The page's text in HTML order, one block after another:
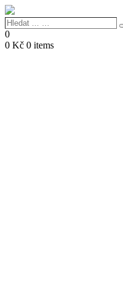
Hledat
...
…
0
0 Kč 0 items